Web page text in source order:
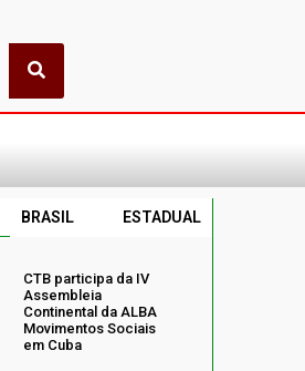
BRASIL ESTADUAL
CTB participa da IV
Assembleia
Continental da ALBA
Movimentos Sociais
em Cuba